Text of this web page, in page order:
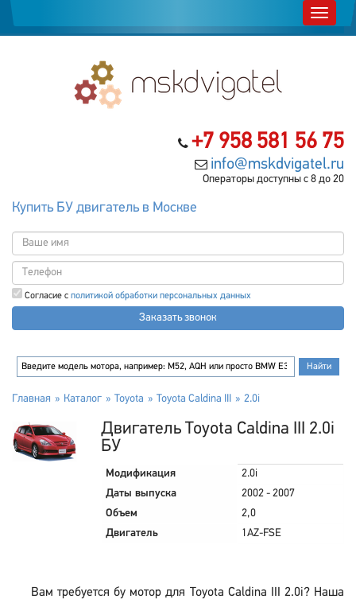
+7 958 581 56 75
info@mskdvigatel.ru
Операторы доступны с 8 до 20
Купить БУ двигатель в Москве
Согласие с политикой обработки персональных данных
Заказать звонок
Главная Каталог Toyota Toyota Caldina III 2.0i
Двигатель Toyota Caldina III 2.0i
БУ
Модификация
2.0i
Даты выпуска
2002 - 2007
Объем
2,0
Двигатель
1AZ-FSE
Вам требуется бу мотор для Toyota Caldina III 2.0i? Наша